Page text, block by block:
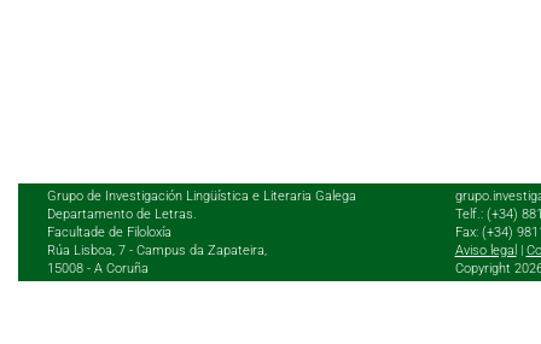
Grupo de Investigación Lingüística e Literaria Galega
Departamento de Letras.
Facultade de Filoloxía
Rúa Lisboa, 7 - Campus da Zapateira,
15008 - A Coruña
Telf.: (+34)
Fax: (+34)
Aviso legal
Copyright